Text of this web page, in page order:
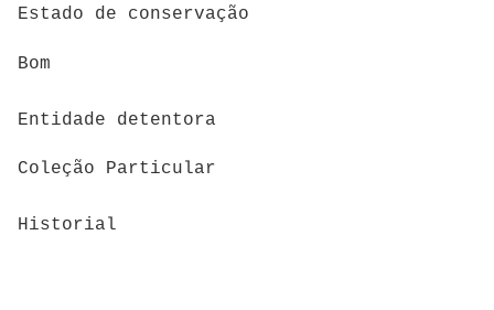
Estado de conservação
Bom
Entidade detentora
Coleção Particular
Historial